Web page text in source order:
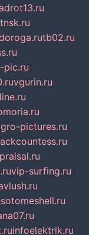
tb02.ru
pic.ru
vgurin.ru
pictures.ru
vip-surfing.ru
infoelektrik.ru